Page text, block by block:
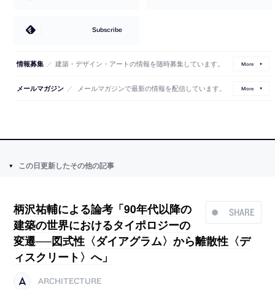
Subscribe
情報募集 ／ 建築・デザイン・アートの情報を随時募集しています。 More
メールマガジン ／ メールマガジンで最新の情報を配信しています。 More
この日更新したその他の記事
SHARE
柄沢祐輔による論考「90年代以降の
建築の世界におけるタイポロジーの
変遷──図式性〈ダイアグラム〉から離散性〈デ
ィスクリート〉へ」
ARCHITECTURE